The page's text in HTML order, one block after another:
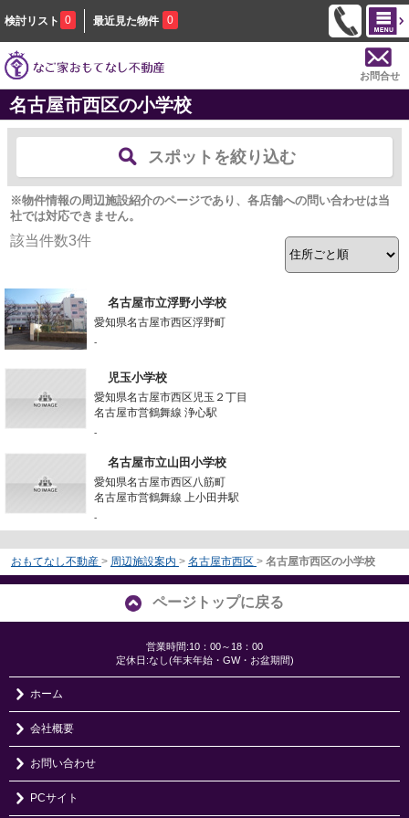
検討リスト 0 最近見た物件 0
お問合せ
名古屋市西区の小学校
スポットを絞り込む
※物件情報の周辺施設紹介のページであり、各店舗への問い合わせは当
社では対応できません。
該当件数3件
名古屋市立浮野小学校
愛知県名古屋市西区浮野町
-
児玉小学校
愛知県名古屋市西区児玉２丁目
名古屋市営鶴舞線 浄心駅
-
名古屋市立山田小学校
愛知県名古屋市西区八筋町
名古屋市営鶴舞線 上小田井駅
-
おもてなし不動産 > 周辺施設案内 > 名古屋市西区 > 名古屋市西区の小学校
ページトップに戻る
営業時間:10：00～18：00
定休日:なし(年末年始・GW・お盆期間)
ホーム
会社概要
お問い合わせ
PCサイト